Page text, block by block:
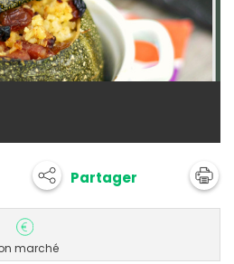
Partager
marché